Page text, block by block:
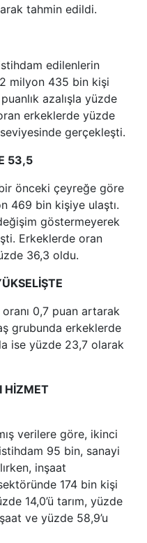
tahmin edildi.
edilenlerin
milyon 435 bin kişi
azalışla yüzde
erkeklerde yüzde
gerçekleşti.
53,5
bir önceki çeyreğe göre
469 bin kişiye ulaştı.
göstermeyerek
Erkeklerde oran
36,3 oldu.
0,7 puan artarak
grubunda erkeklerde
ise yüzde 23,7 olarak
HİZMET
verilere göre, ikinci
95 bin, sanayi
inşaat
174 bin kişi
14,0’ü tarım, yüzde
ve yüzde 58,9’u